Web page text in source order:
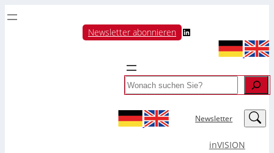
Newsletter abonnieren LinkedIn
Search
Newsletter LinkedIn
inVISION